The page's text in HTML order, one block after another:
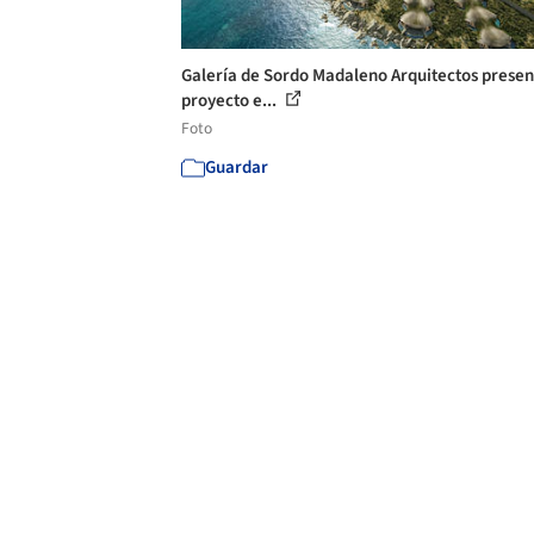
Galería de Sordo Madaleno Arquitectos
proyecto e...
Foto
Guardar